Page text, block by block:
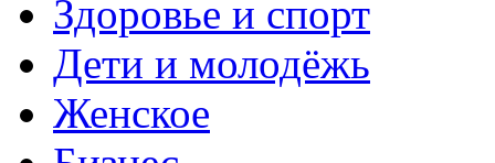
Здоровье и спорт
Дети и молодёжь
Женское